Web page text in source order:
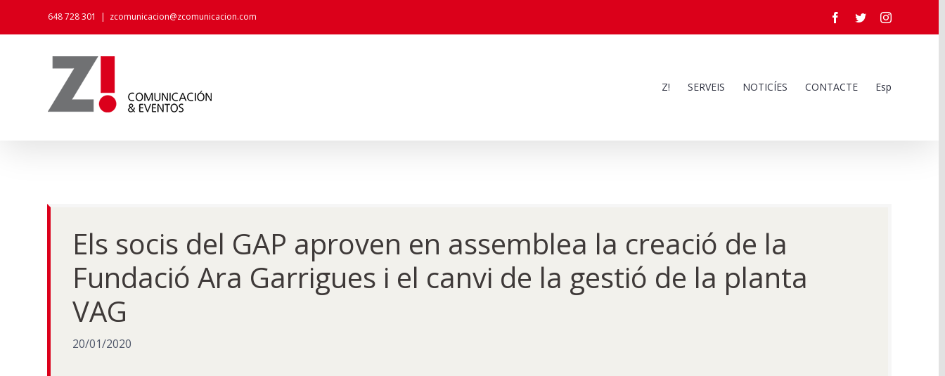
648 728 301 | zcomunicacion@zcomunicacion.com Facebook
TwitterInstagram
Z! SERVEIS NOTICÍES CONTACTE Esp
Els socis del GAP aproven en assemblea la creació de la
Fundació Ara Garrigues i el canvi de la gestió de la planta
VAG
20/01/2020